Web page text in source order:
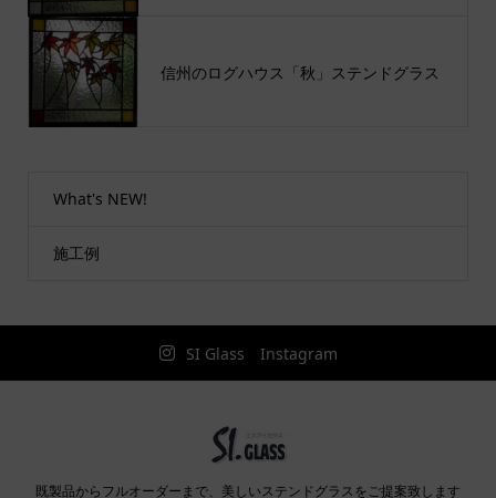
信州のログハウス「秋」ステンドグラス
What's NEW!
施工例
SI Glass Instagram
既製品からフルオーダーまで、美しいステンドグラスをご提案致します